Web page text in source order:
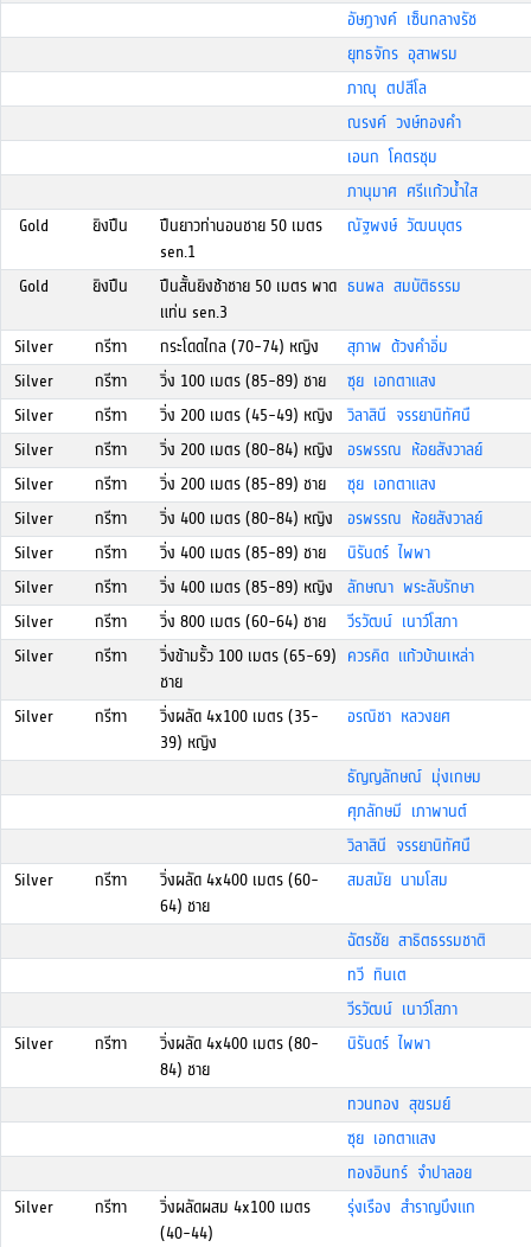
อัษฎางค์ เซ็นกลางรัช
ยุทธจักร อุสาพรม
ภาณุ ตปสีโล
ณรงค์ วงษ์ทองคำ
เอนก โคตรชุม
ภานุมาศ ศรีเเก้วน้ำใส
Gold
ยิงปืน
ปืนยาวท่านอนชาย 50 เมตร
sen.1
ณัฐพงษ์ วัฒนบุตร
Gold ยิงปืน
ปืนสั้นยิงช้าชาย 50 เมตร พาด
แท่น sen.3
ธนพล สมบัติธรรม
Silver กรีฑา กระโดดไกล (70-74) หญิง
สุภาพ ด้วงคำอิ่ม
Silver
กรีฑา วิ่ง 100 เมตร (85-89) ชาย
ซุย เอกตาแสง
Silver
กรีฑา วิ่ง 200 เมตร (45-49) หญิง
วิลาสินี จรรยานิทัศนื
Silver
กรีฑา วิ่ง 200 เมตร (80-84) หญิง
อรพรรณ ห้อยสังวาลย์
Silver
กรีฑา วิ่ง 200 เมตร (85-89) ชาย
ซุย เอกตาแสง
Silver
กรีฑา วิ่ง 400 เมตร (80-84) หญิง
อรพรรณ ห้อยสังวาลย์
Silver
กรีฑา วิ่ง 400 เมตร (85-89) ชาย
นิรันดร์ ไพพา
Silver
กรีฑา วิ่ง 400 เมตร (85-89) หญิง
ลักษณา พระลับรักษา
Silver
กรีฑา วิ่ง 800 เมตร (60-64) ชาย
วีรวัฒน์ เนาว์โสภา
Silver
กรีฑา
วิ่งข้ามรั้ว 100 เมตร (65-69)
ชาย
ควรคิด แก้วบ้านเหล่า
Silver กรีฑา
วิ่งผลัด 4x100 เมตร (35-
39) หญิง
อรณิชา หลวงยศ
ธัญญลักษณ์ มุ่งเกษม
ศุภลักษมี เภาพานต์
วิลาสินี จรรยานิทัศนื
Silver
กรีฑา
วิ่งผลัด 4x400 เมตร (60-
64) ชาย
สมสมัย นามโสม
ฉัตรชัย สาธิตธรรมชาติ
ทวี ทินเต
วีรวัฒน์ เนาว์โสภา
Silver
กรีฑา
วิ่งผลัด 4x400 เมตร (80-
84) ชาย
นิรันดร์ ไพพา
ทวนทอง สุขรมย์
ซุย เอกตาแสง
ทองอินทร์ จำปาลอย
Silver
กรีฑา
วิ่งผลัดผสม 4x100 เมตร
(40-44)
รุ่งเรือง สำราญบึงแก